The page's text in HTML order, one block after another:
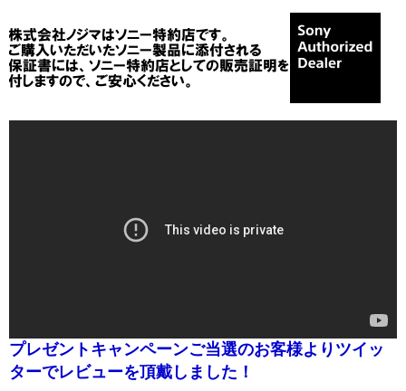
プレゼントキャンペーンご当選のお客様よりツイッ
ターでレビューを頂戴しました！